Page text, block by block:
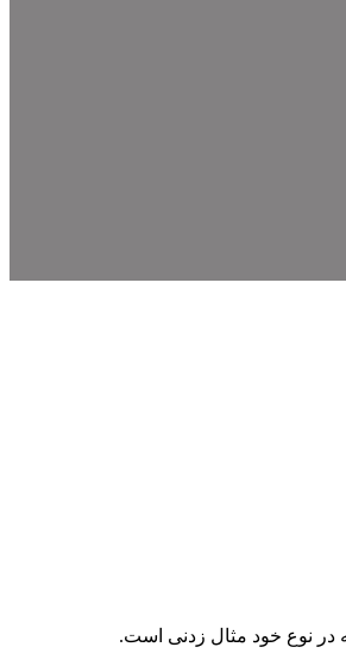
در نوع خود مثال زدنی است.